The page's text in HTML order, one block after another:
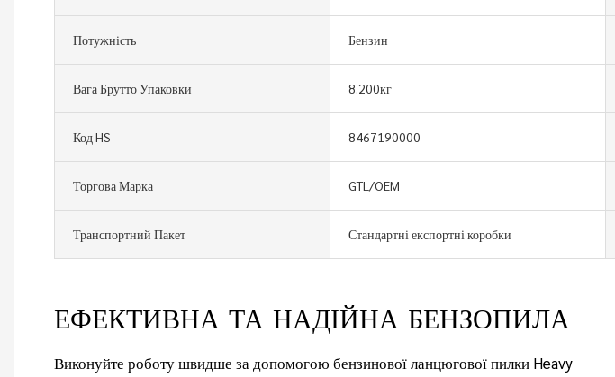
Потужність Бензин
Вага Брутто Упаковки 8.200кг
Код HS 8467190000
Торгова Марка GTL/OEM
Транспортний Пакет Стандартні експортні коробки
ЕФЕКТИВНА ТА НАДІЙНА БЕНЗОПИЛА
Виконуйте роботу швидше за допомогою бензинової ланцюгової пилки Heavy